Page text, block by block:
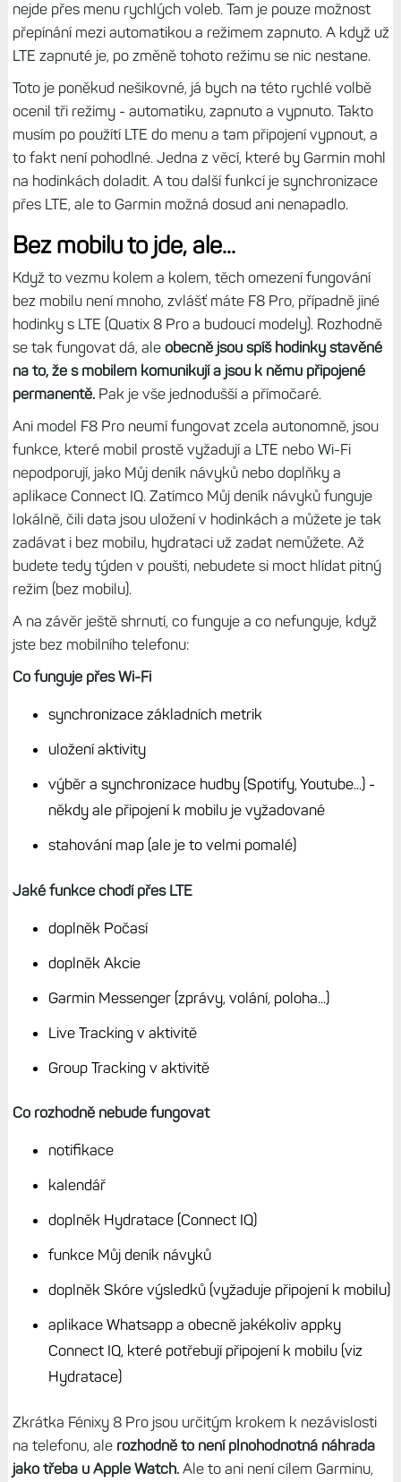
nejde přes menu rychlých voleb. Tam je pouze možnost
přepínání mezi automatikou a režimem zapnuto. A když už
LTE zapnuté je, po změně tohoto režimu se nic nestane.
Toto je poněkud nešikovné, já bych na této rychlé volbě
ocenil tři režimy - automatiku, zapnuto a vypnuto. Takto
musím po použítí LTE do menu a tam připojení vypnout, a
to fakt není pohodlné. Jedna z věcí, které by Garmin mohl
na hodinkách doladit. A tou další funkcí je synchronizace
přes LTE, ale to Garmin možná dosud ani nenapadlo.
Bez mobilu to jde, ale...
Když to vezmu kolem a kolem, těch omezení fungování
bez mobilu není mnoho, zvlášť máte F8 Pro, případně jiné
hodinky s LTE (Quatix 8 Pro a budoucí modely). Rozhodně
se tak fungovat dá, ale obecně jsou spíš hodinky stavěné
na to, že s mobilem komunikují a jsou k němu připojené
permanentě.Pak je vše jednodušší a přímočaré.
Ani model F8 Pro neumí fungovat zcela autonomně, jsou
funkce, které mobil prostě vyžadují a LTE nebo Wi-Fi
nepodporují, jako Můj deník návyků nebo doplňky a
aplikace Connect IQ. Zatímco Můj deník návyků funguje
lokálně, čili data jsou uložení v hodinkách a můžete je tak
zadávat i bez mobilu, hydrataci už zadat nemůžete. Až
budete tedy týden v poušti, nebudete si moct hlídat pitný
režim (bez mobilu).
A na závěr ještě shrnutí, co funguje a co nefunguje, když
jste bez mobilního telefonu:
Co funguje přes Wi-Fi
synchronizace základních metrik
uložení aktivity
výběr a synchronizace hudby (Spotify, Youtube...) -
někdy ale připojení k mobilu je vyžadované
stahování map (ale je to velmi pomalé)
Jaké funkce chodí přes LTE
doplněk Počasí
doplněk Akcie
Garmin Messenger (zprávy, volání, poloha...)
Live Tracking v aktivitě
Group Tracking v aktivitě
Co rozhodně nebude fungovat
notifikace
kalendář
doplněk Hydratace (Connect IQ)
funkce Můj deník návyků
doplněk Skóre výsledků (vyžaduje připojení k mobilu)
aplikace Whatsapp a obecně jakékoliv appky
Connect IQ, které potřebují připojení k mobilu (viz
Hydratace)
Zkrátka Fénixy 8 Pro jsou určitým krokem k nezávislosti
na telefonu, ale rozhodně to není plnohodnotná náhrada
jako třeba u Apple Watch.Ale to ani není cílem Garminu,